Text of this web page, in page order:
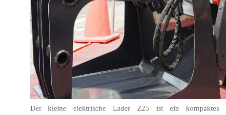
Der kleine elektrische Lader Z25 ist ein kompaktes